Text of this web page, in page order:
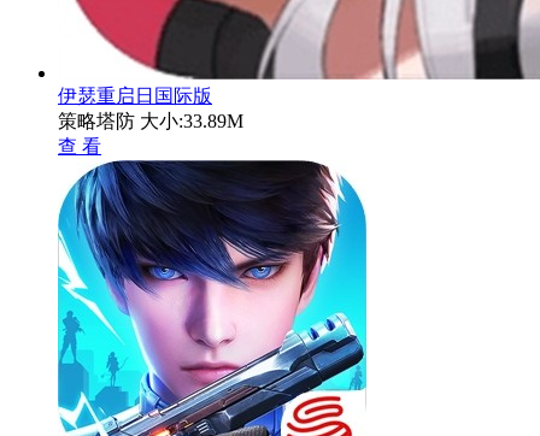
伊瑟重启日国际版
策略塔防 大小:33.89M
查 看